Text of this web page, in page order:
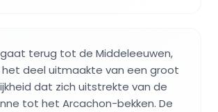
terug tot de Middeleeuwen,
deel uitmaakte van een groot
dat zich uitstrekte van de
tot het Arcachon-bekken. De